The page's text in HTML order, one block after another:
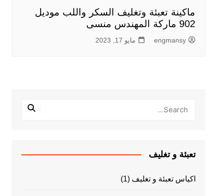
ماكينة تعبئة وتغليف السكر واللب موديل
902 ماركة المهندس منسى
engmansy مايو 17, 2023
تعبئة و تغليف
اكياس تعبئة و تغليف (1)